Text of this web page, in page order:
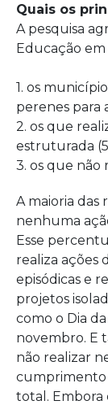
Quais os
A pesquisa
Educação
1. os
perenes para
2. os que
estruturada
3. os que não
A maioria das
nenhuma
Esse
realiza ações
episódicas e
projetos
como o Dia
novembro. E
não realizar
cumprimento
total. Embora